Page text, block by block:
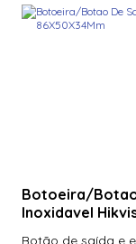
Botoeira/Botao
Inoxidavel
Botão de saída e